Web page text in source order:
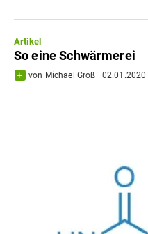
Artikel
So eine Schwärmerei
von Michael Groß · 02.01.2020